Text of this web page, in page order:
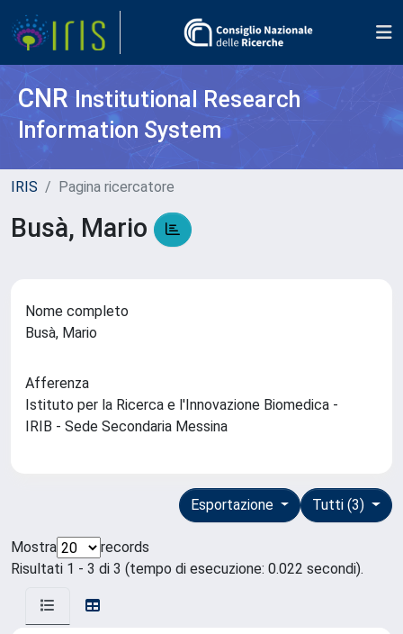
CNR Institutional Research
Information System
IRIS Pagina ricercatore
Busà, Mario
Nome completo
Busà, Mario
Afferenza
Istituto per la Ricerca e l'Innovazione Biomedica -
IRIB - Sede Secondaria Messina
Tutti (3)
Esportazione
Mostra
records
Risultati 1 - 3 di 3 (tempo di esecuzione: 0.022 secondi).